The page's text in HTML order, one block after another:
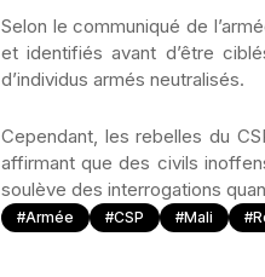
Selon le communiqué de
et identifiés avant d’être
d’individus armés neutralisés.
Cependant, les rebelles du
affirmant que des civils
soulève des interrogations
#Armée #CSP #Mali